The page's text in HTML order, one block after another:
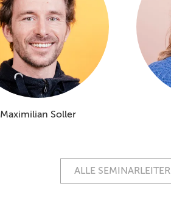
Maximilian Soller
ALLE SEMINARLEITER